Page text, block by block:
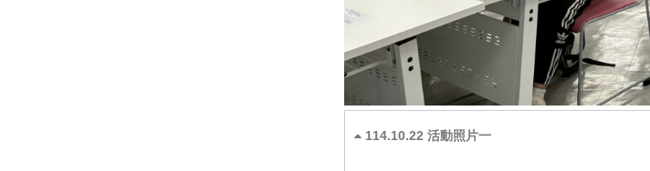
114.10.22 活動照片一